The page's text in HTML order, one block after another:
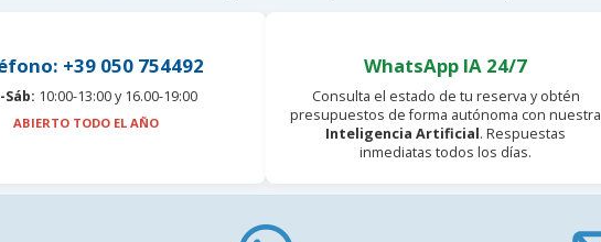
+39 050 754492
Sáb: 10:00-13:00 y 16.00-19:00
ABIERTO TODO EL AÑO
WhatsApp IA 24/7
Consulta el estado de tu reserva y obtén
presupuestos de forma autónoma con nuestra
Inteligencia Artificial. Respuestas
inmediatas todos los días.